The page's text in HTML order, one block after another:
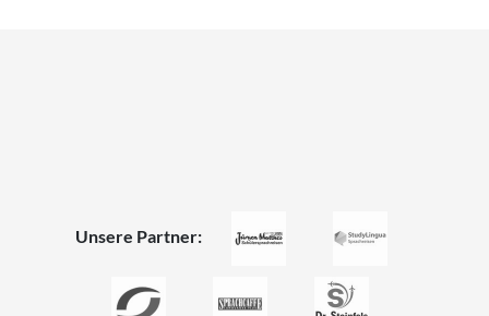
Unsere Partner: